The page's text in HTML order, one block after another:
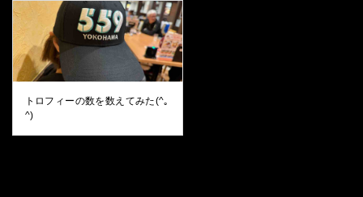
トロフィーの数を数えてみた(^｡
^)